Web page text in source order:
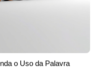
o Uso da Palavra